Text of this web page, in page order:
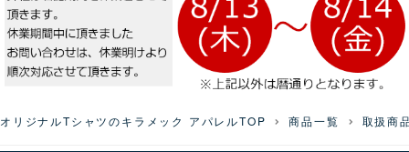
オリジナルTシャツのキラメック アパレルTOP 商品一覧 取扱商